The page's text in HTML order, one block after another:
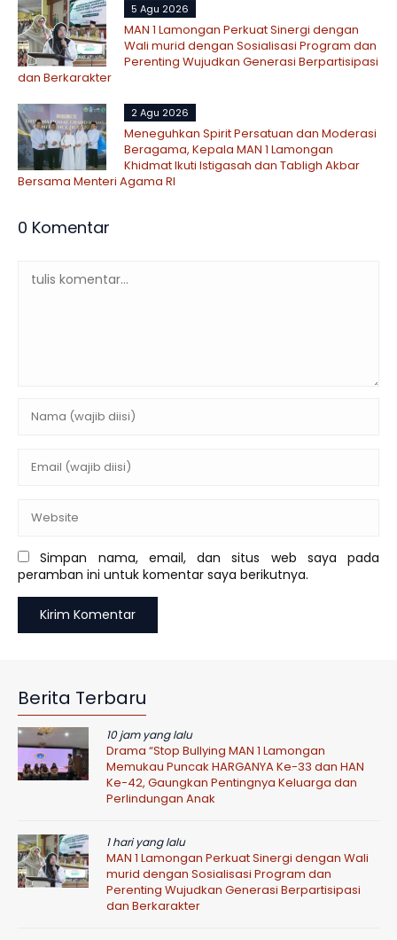
5 Agu 2026
MAN 1 Lamongan Perkuat Sinergi dengan
Wali murid dengan Sosialisasi Program dan
Perenting Wujudkan Generasi Berpartisipasi
dan Berkarakter
2 Agu 2026
Meneguhkan Spirit Persatuan dan Moderasi
Beragama, Kepala MAN 1 Lamongan
Khidmat Ikuti Istigasah dan Tabligh Akbar
Bersama Menteri Agama RI
0 Komentar
Simpan nama, email, dan situs web saya pada
peramban ini untuk komentar saya berikutnya.
Berita Terbaru
10 jam yang lalu
Drama “Stop Bullying MAN 1 Lamongan
Memukau Puncak HARGANYA Ke-33 dan HAN
Ke-42, Gaungkan Pentingnya Keluarga dan
Perlindungan Anak
1 hari yang lalu
MAN 1 Lamongan Perkuat Sinergi dengan Wali
murid dengan Sosialisasi Program dan
Perenting Wujudkan Generasi Berpartisipasi
dan Berkarakter